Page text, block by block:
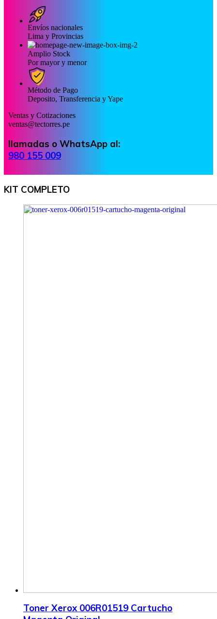
Envíos nacionales
Lima y Provincias
Amplio Stock
Por mayor y menor
Método de Pago
Deposito, Transferencia y Yape
Ventas y Cotizaciones
ventas@tectorres.pe
llamadas o WhatsApp al:
980 155 009
KIT COMPLETO
Toner Xerox 006R01519 Cartucho